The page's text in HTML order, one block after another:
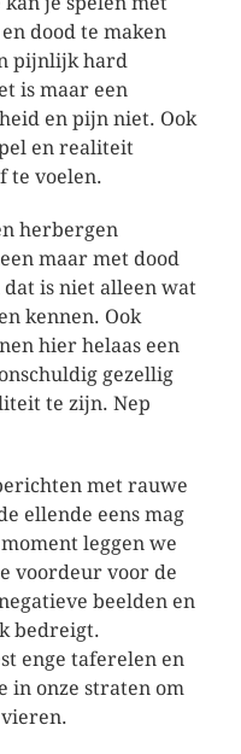
dood te maken
pijnlijk hard
is maar een
en pijn niet. Ook
en realiteit
te voelen.
herbergen
maar met dood
is niet alleen wat
kennen. Ook
hier helaas een
gezellig
te zijn. Nep
met rauwe
ellende eens mag
leggen we
voordeur voor de
beelden en
bedreigt.
enge taferelen en
in onze straten om